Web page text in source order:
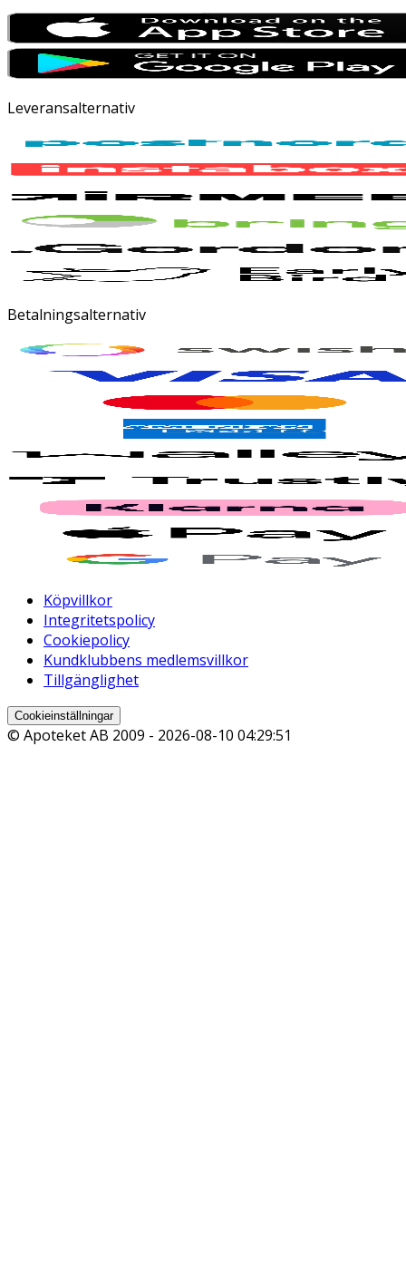
Leveransalternativ
Betalningsalternativ
Köpvillkor
Integritetspolicy
Cookiepolicy
Kundklubbens medlemsvillkor
Tillgänglighet
Cookieinställningar
© Apoteket AB 2009 - 2026-08-10 04:29:51